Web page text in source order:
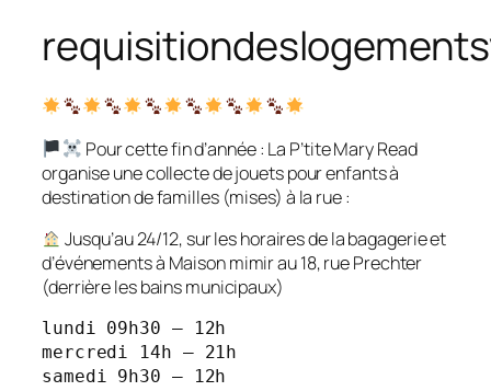
Pour cette fin d’année : La P’tite Mary Read
organise une collecte de jouets pour enfants à
destination de familles (mises) à la rue :
Jusqu’au 24/12, sur les horaires de la bagagerie et
d’événements à Maison mimir au 18, rue Prechter
(derrière les bains municipaux)
lundi 09h30 – 12h
mercredi 14h – 21h
samedi 9h30 – 12h